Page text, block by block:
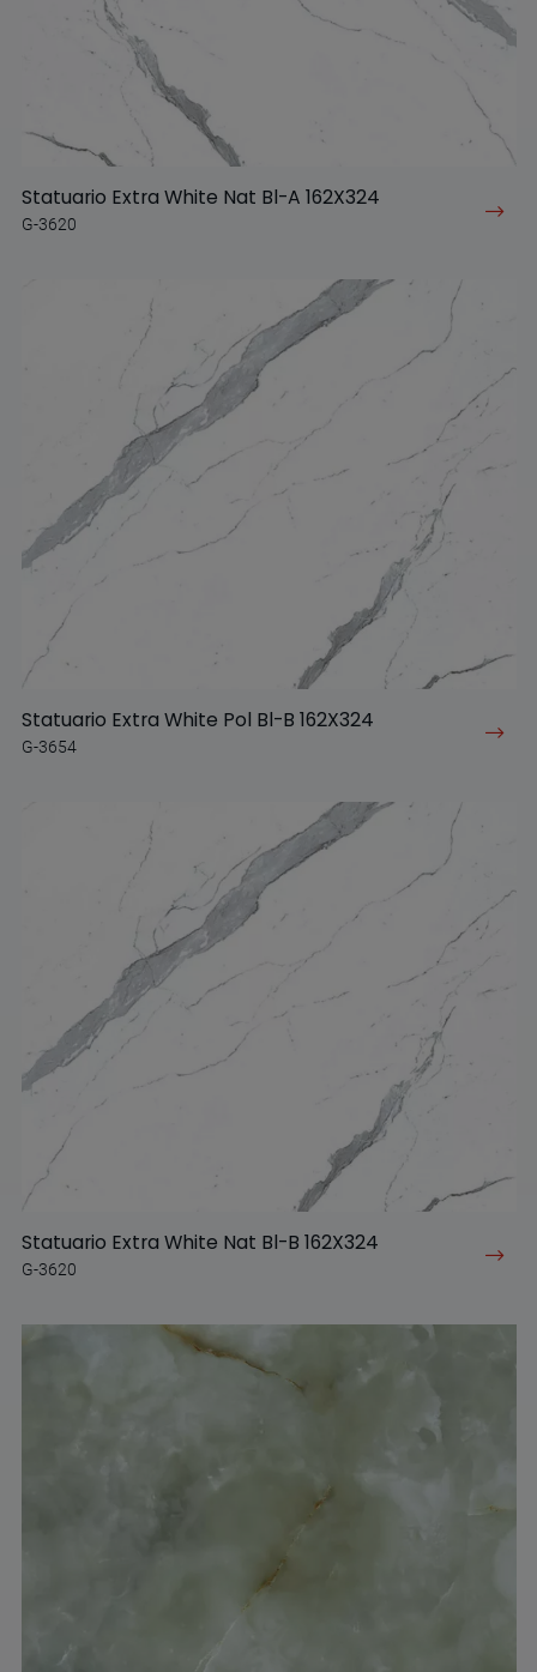
Statuario Extra White Nat Bl-A 162X324
G-3620
Statuario Extra White Pol Bl-B 162X324
G-3654
Statuario Extra White Nat Bl-B 162X324
G-3620